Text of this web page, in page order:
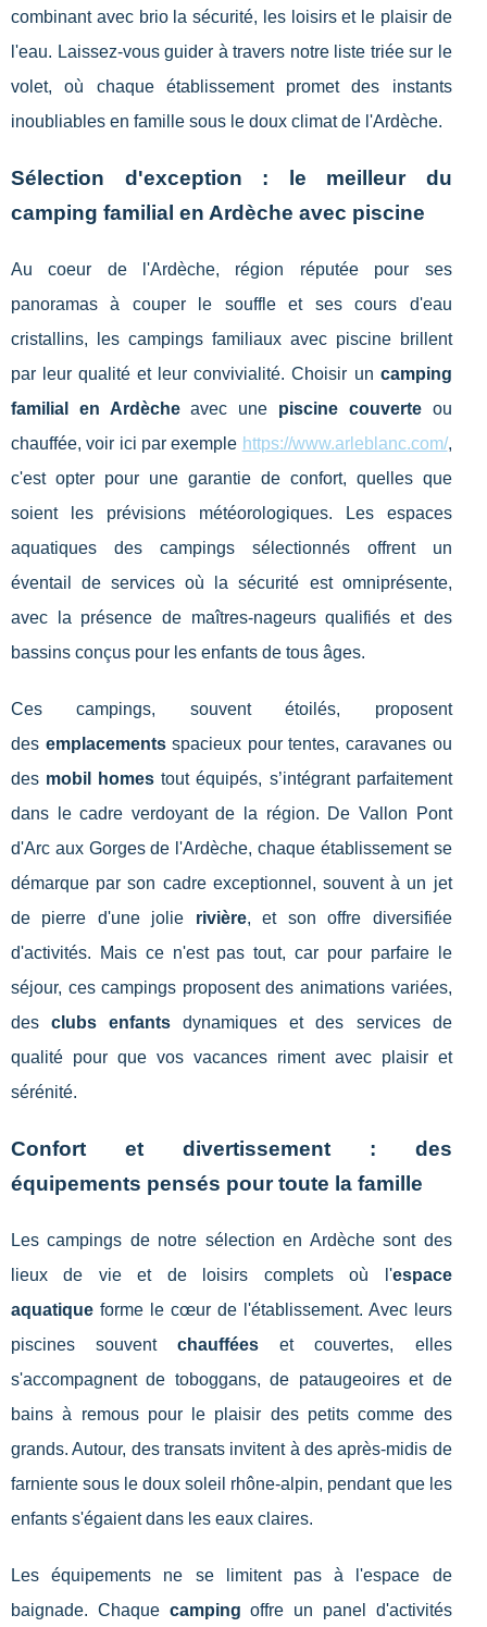
combinant avec brio la sécurité, les loisirs et le plaisir de
l'eau. Laissez-vous guider à travers notre liste triée sur le
volet, où chaque établissement promet des instants
inoubliables en famille sous le doux climat de l'Ardèche.
Sélection d'exception : le meilleur du
camping familial en Ardèche avec piscine
Au coeur de l'Ardèche, région réputée pour ses
panoramas à couper le souffle et ses cours d'eau
cristallins, les campings familiaux avec piscine brillent
par leur qualité et leur convivialité. Choisir un camping
familial en Ardècheavec une piscine couverteou
chauffée, voir ici par exemple https://www.arleblanc.com/,
c'est opter pour une garantie de confort, quelles que
soient les prévisions météorologiques. Les espaces
aquatiques des campings sélectionnés offrent un
éventail de services où la sécurité est omniprésente,
avec la présence de maîtres-nageurs qualifiés et des
bassins conçus pour les enfants de tous âges.
Ces campings, souvent étoilés, proposent
des emplacementsspacieux pour tentes, caravanes ou
des mobil homes tout équipés, s’intégrant parfaitement
dans le cadre verdoyant de la région. De Vallon Pont
d'Arc aux Gorges de l'Ardèche, chaque établissement se
démarque par son cadre exceptionnel, souvent à un jet
de pierre d'une jolie rivière, et son offre diversifiée
d'activités. Mais ce n'est pas tout, car pour parfaire le
séjour, ces campings proposent des animations variées,
desclubs enfants dynamiques et des services de
qualité pour que vos vacances riment avec plaisir et
sérénité.
Confort et divertissement : des
équipements pensés pour toute la famille
Les campings de notre sélection en Ardèche sont des
lieux de vie et de loisirs complets où l'espace
aquatique forme le cœur de l'établissement. Avec leurs
piscines souventchauffées et couvertes, elles
s'accompagnent de toboggans, de pataugeoires et de
bains à remous pour le plaisir des petits comme des
grands. Autour, des transats invitent à des après-midis de
farniente sous le doux soleil rhône-alpin, pendant que les
enfants s'égaient dans les eaux claires.
Les équipements ne se limitent pas à l'espace de
baignade. Chaque camping offre un panel d'activités